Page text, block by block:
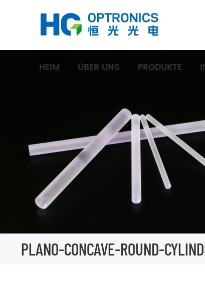
HEIM ÜBER UNS PRODUKTE
PLANO-CONCAVE-ROUND-